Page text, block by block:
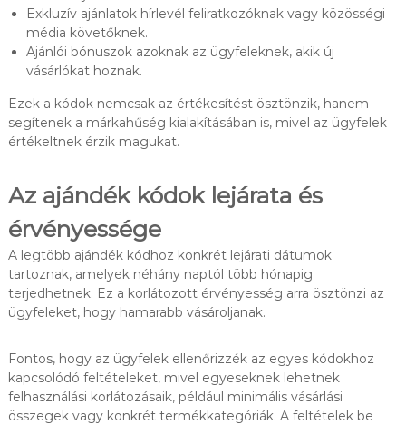
Exkluzív ajánlatok hírlevél feliratkozóknak vagy közösségi
média követőknek.
Ajánlói bónuszok azoknak az ügyfeleknek, akik új
vásárlókat hoznak.
Ezek a kódok nemcsak az értékesítést ösztönzik, hanem
segítenek a márkahűség kialakításában is, mivel az ügyfelek
értékeltnek érzik magukat.
Az ajándék kódok lejárata és
érvényessége
A legtöbb ajándék kódhoz konkrét lejárati dátumok
tartoznak, amelyek néhány naptól több hónapig
terjedhetnek. Ez a korlátozott érvényesség arra ösztönzi az
ügyfeleket, hogy hamarabb vásároljanak.
Fontos, hogy az ügyfelek ellenőrizzék az egyes kódokhoz
kapcsolódó feltételeket, mivel egyeseknek lehetnek
felhasználási korlátozásaik, például minimális vásárlási
összegek vagy konkrét termékkategóriák. A feltételek be